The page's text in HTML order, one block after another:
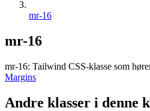
mr-16
mr-16
mr-16: Tailwind CSS-klasse som
Margins
Andre klasser i denne